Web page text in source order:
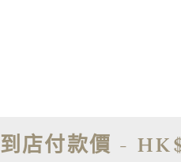
到店付款價 -